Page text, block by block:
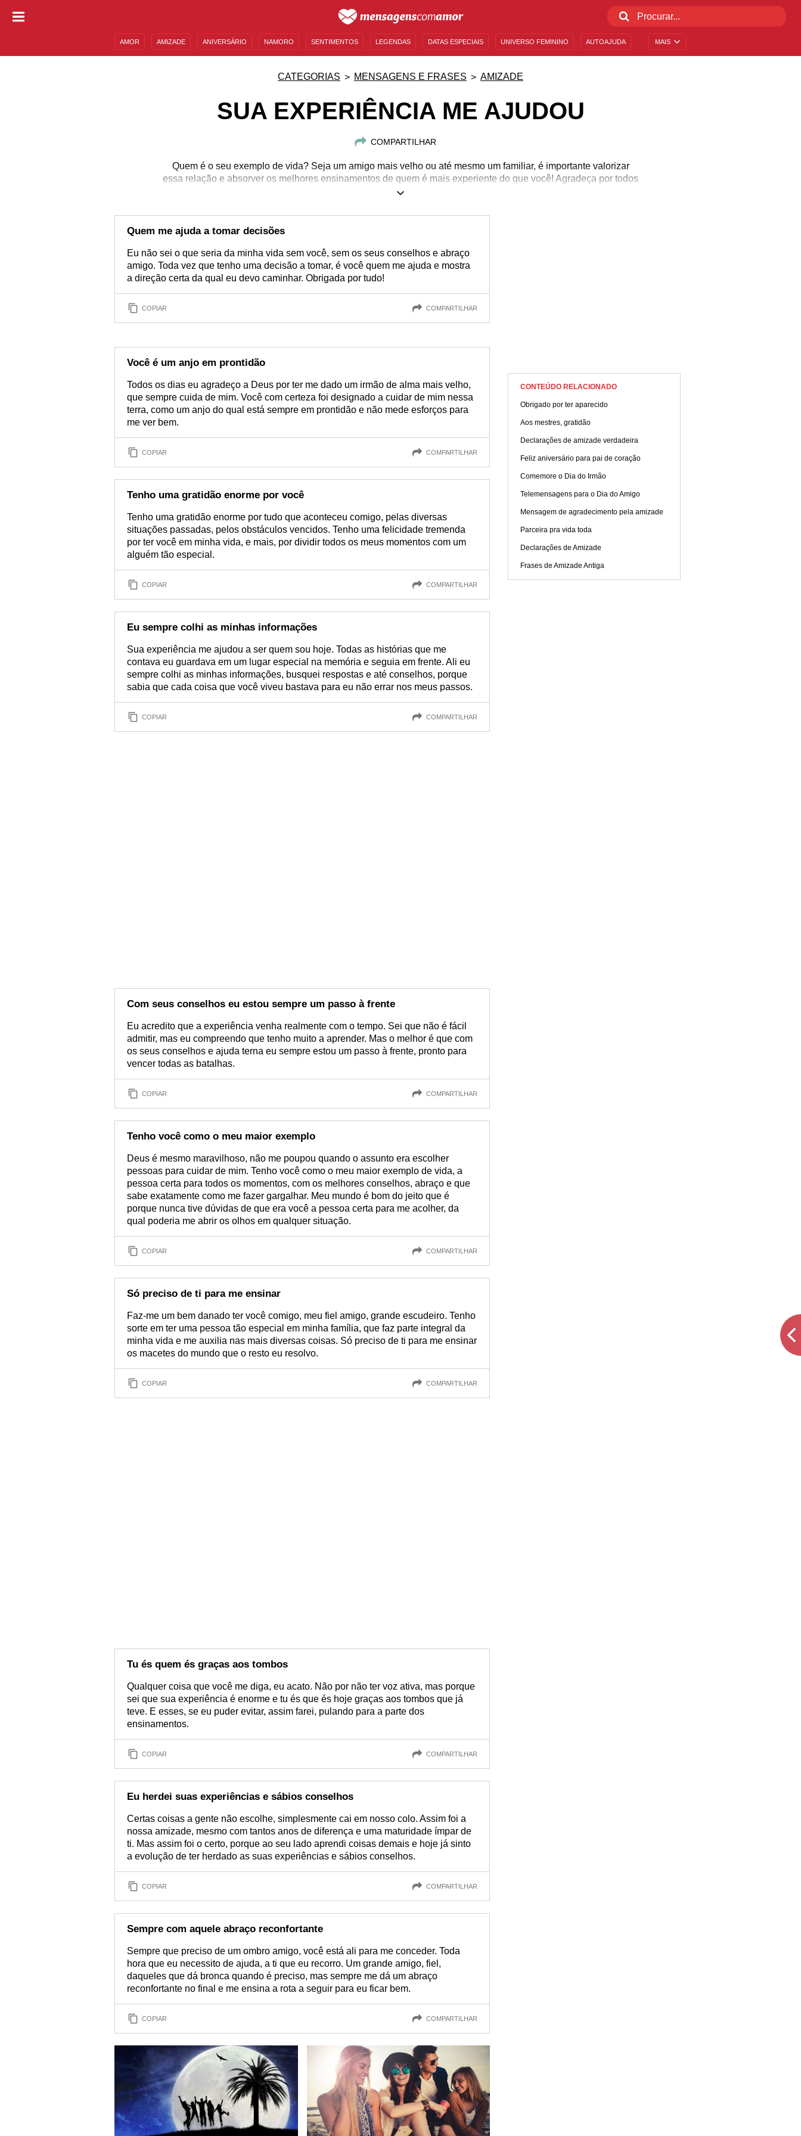
MAIS
AMOR AMIZADE ANIVERSÁRIO NAMORO SENTIMENTOS LEGENDAS DATAS ESPECIAIS UNIVERSO FEMININO AUTOAJUDA
CATEGORIAS MENSAGENS E FRASES AMIZADE
SUA EXPERIÊNCIA ME AJUDOU
COMPARTILHAR
Quem é o seu exemplo de vida? Seja um amigo mais velho ou até mesmo um familiar, é importante valorizar
essa relação e absorver os melhores ensinamentos de quem é mais experiente do que você! Agradeça por todos
os momentos, conselhos e dicas!
Quem me ajuda a tomar decisões
Eu não sei o que seria da minha vida sem você, sem os seus conselhos e abraço
amigo. Toda vez que tenho uma decisão a tomar, é você quem me ajuda e mostra
a direção certa da qual eu devo caminhar. Obrigada por tudo!
COPIAR COMPARTILHAR
Você é um anjo em prontidão
Todos os dias eu agradeço a Deus por ter me dado um irmão de alma mais velho,
que sempre cuida de mim. Você com certeza foi designado a cuidar de mim nessa
terra, como um anjo do qual está sempre em prontidão e não mede esforços para
me ver bem.
COPIAR COMPARTILHAR
Tenho uma gratidão enorme por você
Tenho uma gratidão enorme por tudo que aconteceu comigo, pelas diversas
situações passadas, pelos obstáculos vencidos. Tenho uma felicidade tremenda
por ter você em minha vida, e mais, por dividir todos os meus momentos com um
alguém tão especial.
COPIAR COMPARTILHAR
Eu sempre colhi as minhas informações
Sua experiência me ajudou a ser quem sou hoje. Todas as histórias que me
contava eu guardava em um lugar especial na memória e seguia em frente. Ali eu
sempre colhi as minhas informações, busquei respostas e até conselhos, porque
sabia que cada coisa que você viveu bastava para eu não errar nos meus passos.
COPIAR COMPARTILHAR
Com seus conselhos eu estou sempre um passo à frente
Eu acredito que a experiência venha realmente com o tempo. Sei que não é fácil
admitir, mas eu compreendo que tenho muito a aprender. Mas o melhor é que com
os seus conselhos e ajuda terna eu sempre estou um passo à frente, pronto para
vencer todas as batalhas.
COPIAR COMPARTILHAR
Tenho você como o meu maior exemplo
Deus é mesmo maravilhoso, não me poupou quando o assunto era escolher
pessoas para cuidar de mim. Tenho você como o meu maior exemplo de vida, a
pessoa certa para todos os momentos, com os melhores conselhos, abraço e que
sabe exatamente como me fazer gargalhar. Meu mundo é bom do jeito que é
porque nunca tive dúvidas de que era você a pessoa certa para me acolher, da
qual poderia me abrir os olhos em qualquer situação.
COPIAR COMPARTILHAR
Só preciso de ti para me ensinar
Faz-me um bem danado ter você comigo, meu fiel amigo, grande escudeiro. Tenho
sorte em ter uma pessoa tão especial em minha família, que faz parte integral da
minha vida e me auxilia nas mais diversas coisas. Só preciso de ti para me ensinar
os macetes do mundo que o resto eu resolvo.
COPIAR COMPARTILHAR
Tu és quem és graças aos tombos
Qualquer coisa que você me diga, eu acato. Não por não ter voz ativa, mas porque
sei que sua experiência é enorme e tu és que és hoje graças aos tombos que já
teve. E esses, se eu puder evitar, assim farei, pulando para a parte dos
ensinamentos.
COPIAR COMPARTILHAR
Eu herdei suas experiências e sábios conselhos
Certas coisas a gente não escolhe, simplesmente cai em nosso colo. Assim foi a
nossa amizade, mesmo com tantos anos de diferença e uma maturidade ímpar de
ti. Mas assim foi o certo, porque ao seu lado aprendi coisas demais e hoje já sinto
a evolução de ter herdado as suas experiências e sábios conselhos.
COPIAR COMPARTILHAR
Sempre com aquele abraço reconfortante
Sempre que preciso de um ombro amigo, você está ali para me conceder. Toda
hora que eu necessito de ajuda, a ti que eu recorro. Um grande amigo, fiel,
daqueles que dá bronca quando é preciso, mas sempre me dá um abraço
reconfortante no final e me ensina a rota a seguir para eu ficar bem.
COPIAR COMPARTILHAR
CONTEÚDO RELACIONADO
Obrigado por ter aparecido
Aos mestres, gratidão
Declarações de amizade verdadeira
Feliz aniversário para pai de coração
Comemore o Dia do Irmão
Telemensagens para o Dia do Amigo
Mensagem de agradecimento pela amizade
Parceira pra vida toda
Declarações de Amizade
Frases de Amizade Antiga